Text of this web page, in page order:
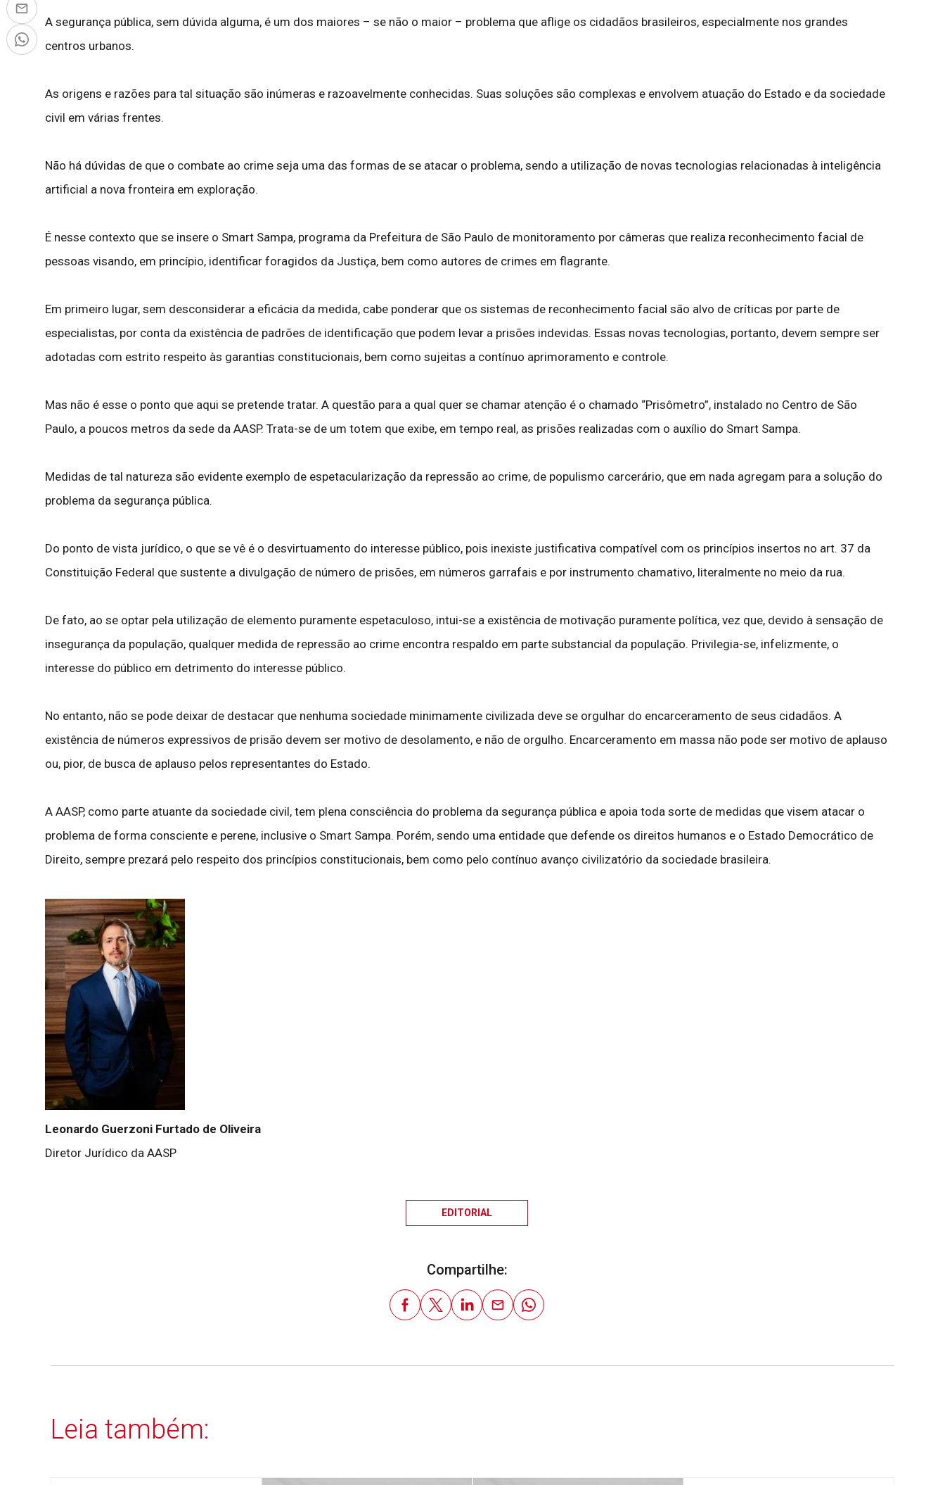
A segurança pública, sem dúvida alguma, é um dos maiores – se não o maior – problema que aflige os cidadãos brasileiros, especialmente nos grandes
centros urbanos.
As origens e razões para tal situação são inúmeras e razoavelmente conhecidas. Suas soluções são complexas e envolvem atuação do Estado e da sociedade
civil em várias frentes.
Não há dúvidas de que o combate ao crime seja uma das formas de se atacar o problema, sendo a utilização de novas tecnologias relacionadas à inteligência
artificial a nova fronteira em exploração.
É nesse contexto que se insere o Smart Sampa, programa da Prefeitura de São Paulo de monitoramento por câmeras que realiza reconhecimento facial de
pessoas visando, em princípio, identificar foragidos da Justiça, bem como autores de crimes em flagrante.
Em primeiro lugar, sem desconsiderar a eficácia da medida, cabe ponderar que os sistemas de reconhecimento facial são alvo de críticas por parte de
especialistas, por conta da existência de padrões de identificação que podem levar a prisões indevidas. Essas novas tecnologias, portanto, devem sempre ser
adotadas com estrito respeito às garantias constitucionais, bem como sujeitas a contínuo aprimoramento e controle.
Mas não é esse o ponto que aqui se pretende tratar. A questão para a qual quer se chamar atenção é o chamado “Prisômetro”, instalado no Centro de São
Paulo, a poucos metros da sede da AASP. Trata-se de um totem que exibe, em tempo real, as prisões realizadas com o auxílio do Smart Sampa.
Medidas de tal natureza são evidente exemplo de espetacularização da repressão ao crime, de populismo carcerário, que em nada agregam para a solução do
problema da segurança pública.
Do ponto de vista jurídico, o que se vê é o desvirtuamento do interesse público, pois inexiste justificativa compatível com os princípios insertos no art. 37 da
Constituição Federal que sustente a divulgação de número de prisões, em números garrafais e por instrumento chamativo, literalmente no meio da rua.
De fato, ao se optar pela utilização de elemento puramente espetaculoso, intui-se a existência de motivação puramente política, vez que, devido à sensação de
insegurança da população, qualquer medida de repressão ao crime encontra respaldo em parte substancial da população. Privilegia-se, infelizmente, o
interesse do público em detrimento do interesse público.
No entanto, não se pode deixar de destacar que nenhuma sociedade minimamente civilizada deve se orgulhar do encarceramento de seus cidadãos. A
existência de números expressivos de prisão devem ser motivo de desolamento, e não de orgulho. Encarceramento em massa não pode ser motivo de aplauso
ou, pior, de busca de aplauso pelos representantes do Estado.
A AASP, como parte atuante da sociedade civil, tem plena consciência do problema da segurança pública e apoia toda sorte de medidas que visem atacar o
problema de forma consciente e perene, inclusive o Smart Sampa. Porém, sendo uma entidade que defende os direitos humanos e o Estado Democrático de
Direito, sempre prezará pelo respeito dos princípios constitucionais, bem como pelo contínuo avanço civilizatório da sociedade brasileira.
Leonardo Guerzoni Furtado de Oliveira
Diretor Jurídico da AASP
EDITORIAL
Compartilhe:
Leia também: